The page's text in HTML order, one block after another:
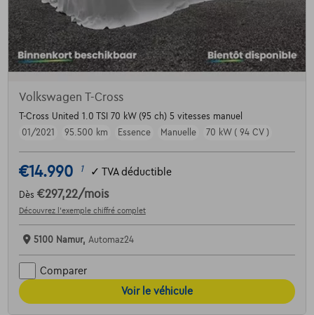
Volkswagen T-Cross
T-Cross United 1.0 TSI 70 kW (95 ch) 5 vitesses manuel
01/2021
95.500 km Essence Manuelle 70 kW ( 94 CV )
€14.990 1 ✓ TVA déductible
Dès €297,22/mois
Découvrez l’exemple chiffré complet
5100 Namur, Automaz24
Comparer
Voir le véhicule